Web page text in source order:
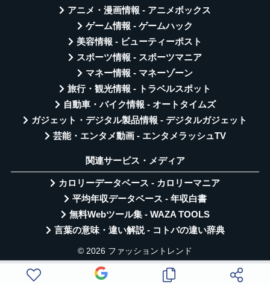
アニメ・漫画情報 - アニメボックス
ゲーム情報 - ゲームハック
美容情報 - ビューティーポスト
スポーツ情報 - スポーツマニア
マネー情報 - マネーゾーン
旅行・観光情報 - トラベルスポット
自動車・バイク情報 - オートタイムズ
ガジェット・デジタル製品情報 - デジタルガジェット
芸能・エンタメ動画 - エンタメラッシュTV
関連サービス・メディア
カロリーデータベース - カロリーマニア
平均年収データベース - 年収白書
無料Webツール集 - WAZA TOOLS
言葉の意味・違い解説 - コトバの違い辞典
© 2026 ファッショントレンド